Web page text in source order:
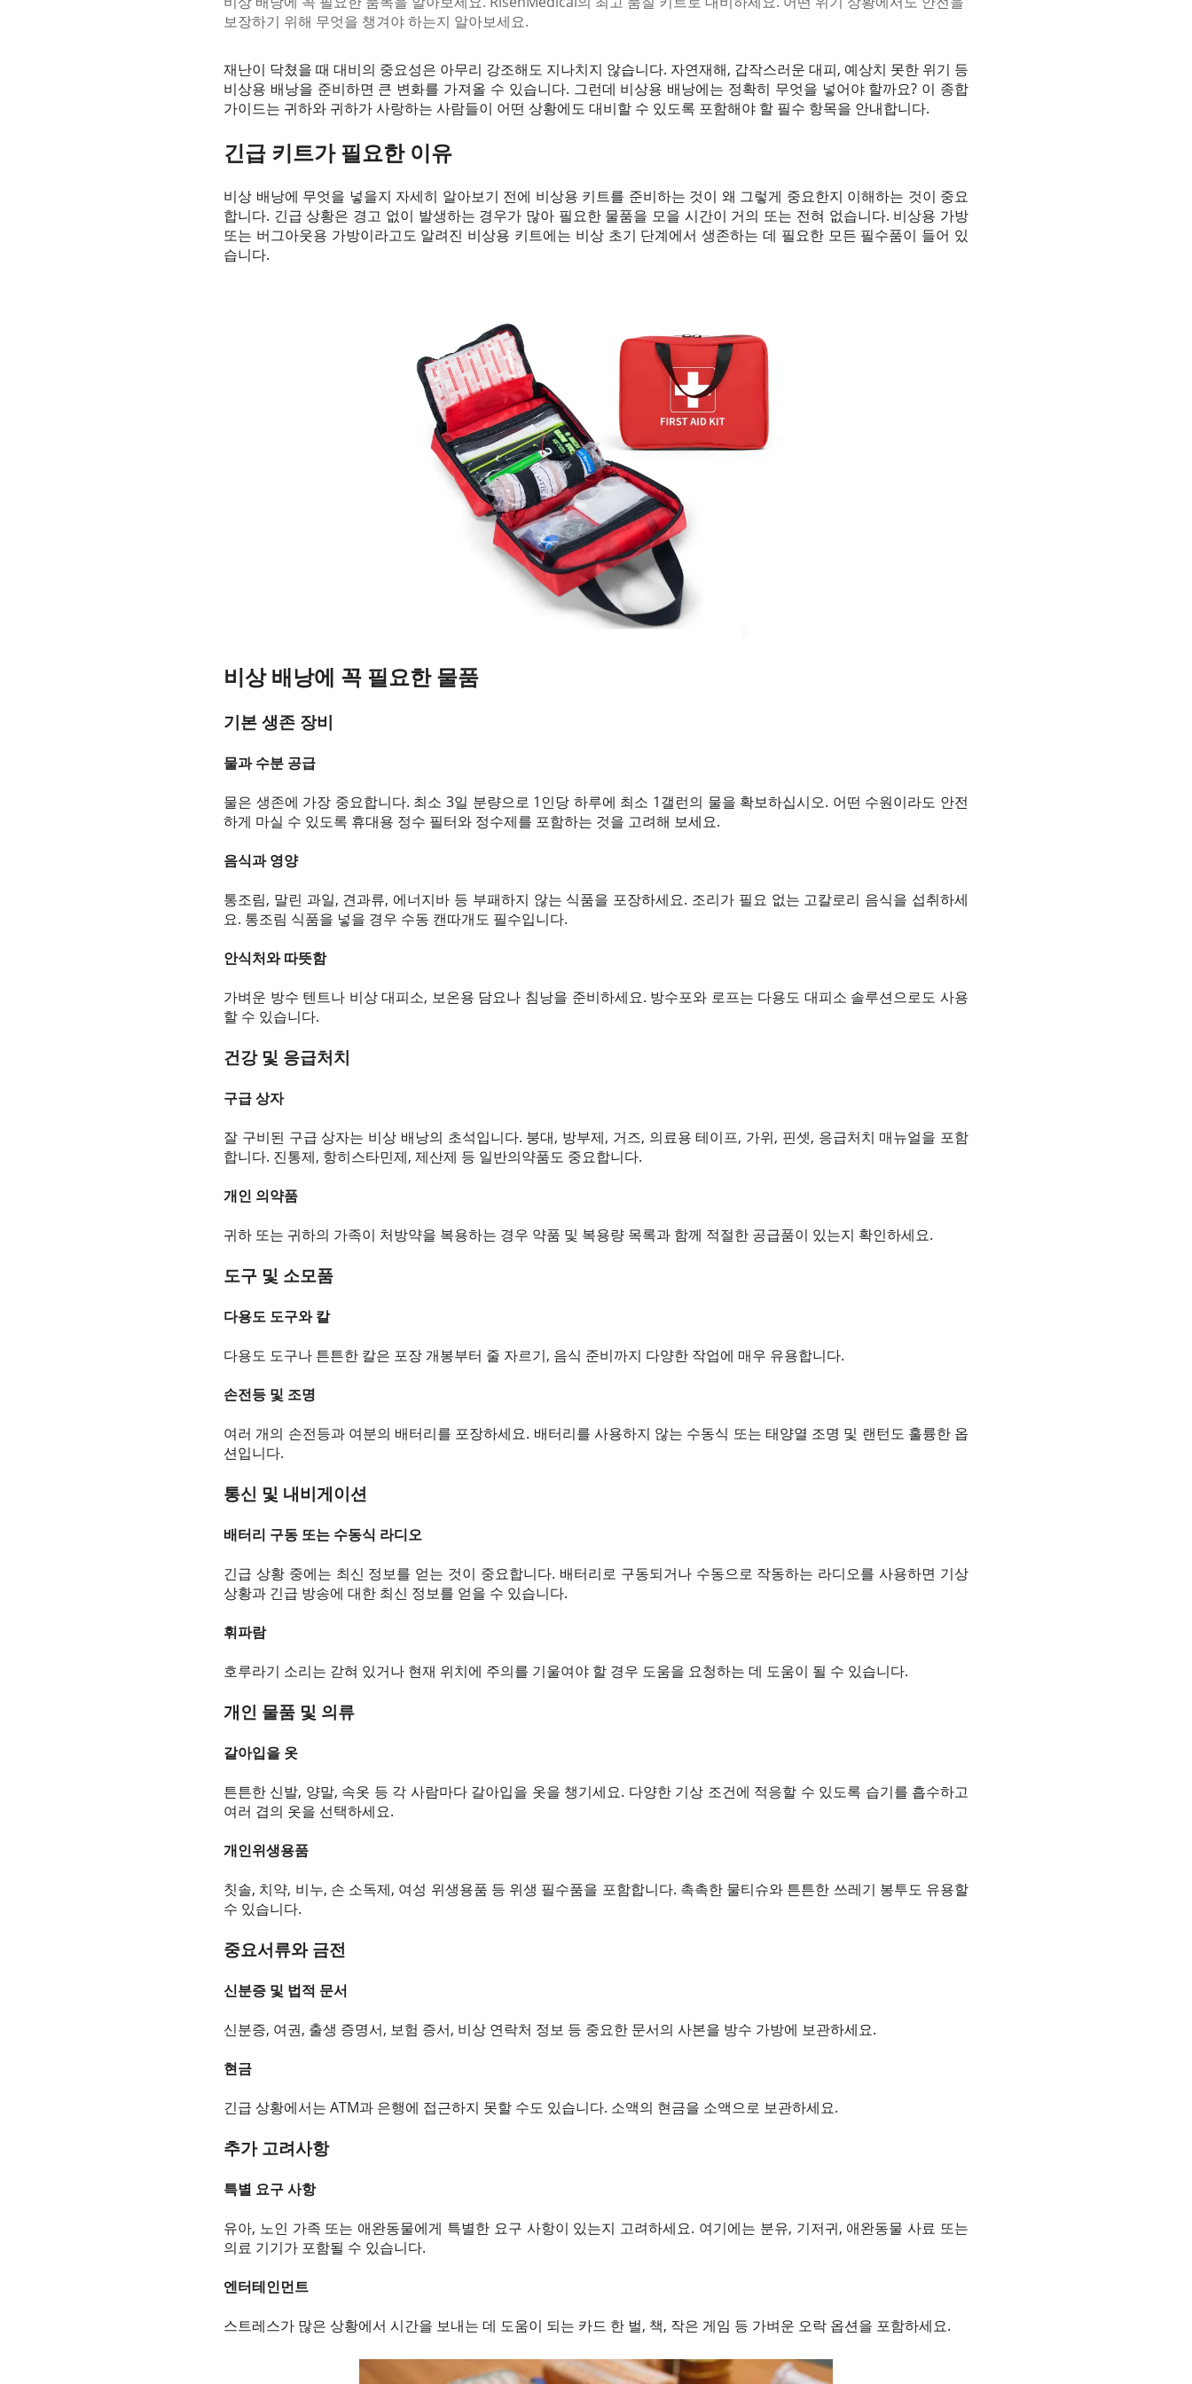
보장하기 위해 무엇을 챙겨야 하는지 알아보세요.
재난이 닥쳤을 때 대비의 중요성은 아무리 강조해도 지나치지 않습니다. 자연재해, 갑작스러운 대피, 예상치 못한 위기 등
비상용 배낭을 준비하면 큰 변화를 가져올 수 있습니다. 그런데 비상용 배낭에는 정확히 무엇을 넣어야 할까요? 이 종합
가이드는 귀하와 귀하가 사랑하는 사람들이 어떤 상황에도 대비할 수 있도록 포함해야 할 필수 항목을 안내합니다.
긴급 키트가 필요한 이유
비상 배낭에 무엇을 넣을지 자세히 알아보기 전에 비상용 키트를 준비하는 것이 왜 그렇게 중요한지 이해하는 것이 중요
합니다. 긴급 상황은 경고 없이 발생하는 경우가 많아 필요한 물품을 모을 시간이 거의 또는 전혀 없습니다. 비상용 가방
또는 버그아웃용 가방이라고도 알려진 비상용 키트에는 비상 초기 단계에서 생존하는 데 필요한 모든 필수품이 들어 있
습니다.
비상 배낭에 꼭 필요한 물품
기본 생존 장비
물과 수분 공급
물은 생존에 가장 중요합니다. 최소 3일 분량으로 1인당 하루에 최소 1갤런의 물을 확보하십시오. 어떤 수원이라도 안전
하게 마실 수 있도록 휴대용 정수 필터와 정수제를 포함하는 것을 고려해 보세요.
음식과 영양
통조림, 말린 과일, 견과류, 에너지바 등 부패하지 않는 식품을 포장하세요. 조리가 필요 없는 고칼로리 음식을 섭취하세
요. 통조림 식품을 넣을 경우 수동 캔따개도 필수입니다.
안식처와 따뜻함
가벼운 방수 텐트나 비상 대피소, 보온용 담요나 침낭을 준비하세요. 방수포와 로프는 다용도 대피소 솔루션으로도 사용
할 수 있습니다.
건강 및 응급처치
구급 상자
잘 구비된 구급 상자는 비상 배낭의 초석입니다. 붕대, 방부제, 거즈, 의료용 테이프, 가위, 핀셋, 응급처치 매뉴얼을 포함
합니다. 진통제, 항히스타민제, 제산제 등 일반의약품도 중요합니다.
개인 의약품
귀하 또는 귀하의 가족이 처방약을 복용하는 경우 약품 및 복용량 목록과 함께 적절한 공급품이 있는지 확인하세요.
도구 및 소모품
다용도 도구와 칼
다용도 도구나 튼튼한 칼은 포장 개봉부터 줄 자르기, 음식 준비까지 다양한 작업에 매우 유용합니다.
손전등 및 조명
여러 개의 손전등과 여분의 배터리를 포장하세요. 배터리를 사용하지 않는 수동식 또는 태양열 조명 및 랜턴도 훌륭한 옵
션입니다.
통신 및 내비게이션
배터리 구동 또는 수동식 라디오
긴급 상황 중에는 최신 정보를 얻는 것이 중요합니다. 배터리로 구동되거나 수동으로 작동하는 라디오를 사용하면 기상
상황과 긴급 방송에 대한 최신 정보를 얻을 수 있습니다.
휘파람
호루라기 소리는 갇혀 있거나 현재 위치에 주의를 기울여야 할 경우 도움을 요청하는 데 도움이 될 수 있습니다.
개인 물품 및 의류
갈아입을 옷
튼튼한 신발, 양말, 속옷 등 각 사람마다 갈아입을 옷을 챙기세요. 다양한 기상 조건에 적응할 수 있도록 습기를 흡수하고
여러 겹의 옷을 선택하세요.
개인위생용품
칫솔, 치약, 비누, 손 소독제, 여성 위생용품 등 위생 필수품을 포함합니다. 촉촉한 물티슈와 튼튼한 쓰레기 봉투도 유용할
수 있습니다.
중요서류와 금전
신분증 및 법적 문서
신분증, 여권, 출생 증명서, 보험 증서, 비상 연락처 정보 등 중요한 문서의 사본을 방수 가방에 보관하세요.
현금
긴급 상황에서는 ATM과 은행에 접근하지 못할 수도 있습니다. 소액의 현금을 소액으로 보관하세요.
추가 고려사항
특별 요구 사항
유아, 노인 가족 또는 애완동물에게 특별한 요구 사항이 있는지 고려하세요. 여기에는 분유, 기저귀, 애완동물 사료 또는
의료 기기가 포함될 수 있습니다.
엔터테인먼트
스트레스가 많은 상황에서 시간을 보내는 데 도움이 되는 카드 한 벌, 책, 작은 게임 등 가벼운 오락 옵션을 포함하세요.